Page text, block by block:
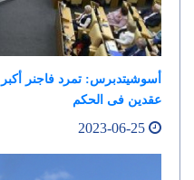
أسوشيتدبرس: تمرد فاجنر
عقدين فى الحكم